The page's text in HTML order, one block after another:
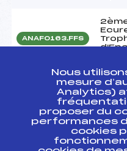
ANAF0163.FFS
ANAF0162.FFS
Nous
mesure
Analytics)
proposer du
performances
cookies